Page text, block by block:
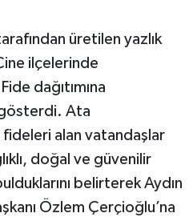
üretilen yazlık
ilçelerinde
dağıtımına
Ata
fideleri alan vatandaşlar
doğal ve güvenilir
belirterek Aydın
Özlem Çerçioğlu’na